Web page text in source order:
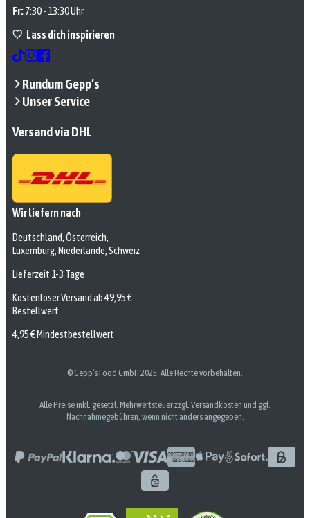
Fr:7:30 - 13:30 Uhr
Lass dich inspirieren
Rundum Gepp’s
Unser Service
Versand via DHL
Wir liefern nach
Deutschland, Österreich,
Luxemburg, Niederlande, Schweiz
Lieferzeit 1-3 Tage
Kostenloser Versand ab 49,95 €
Bestellwert
4,95 € Mindestbestellwert
© Gepp’s Food GmbH 2025. Alle Rechte vorbehalten.
Alle Preise inkl. gesetzl. Mehrwertsteuer zzgl. Versandkosten und ggf.
Nachnahmegebühren, wenn nicht anders angegeben.